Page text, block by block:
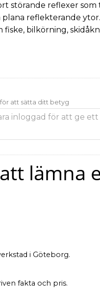
störande reflexer
plana reflekterande
bilkörning,
att sätta ditt betyg
lämna
i Göteborg.
fakta och pris.